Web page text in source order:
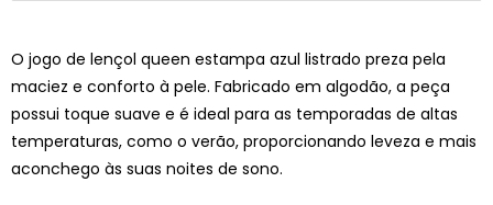
O jogo de lençol queen estampa azul listrado preza pela
maciez e conforto à pele. Fabricado em algodão, a peça
possui toque suave e é ideal para as temporadas de altas
temperaturas, como o verão, proporcionando leveza e mais
aconchego às suas noites de sono.